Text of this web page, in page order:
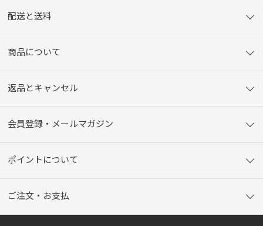
配送と送料
商品について
返品とキャンセル
会員登録・メールマガジン
ポイントについて
ご注文・お支払